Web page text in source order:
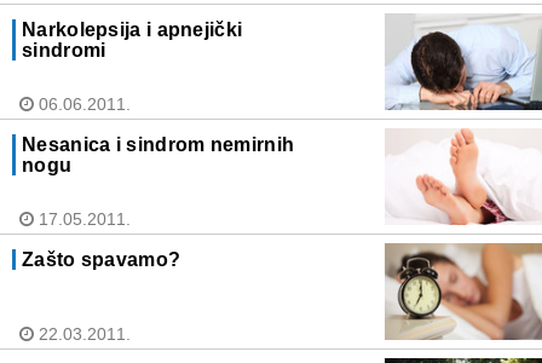
Narkolepsija i apnejički
sindromi
06.06.2011.
Nesanica i sindrom nemirnih
nogu
17.05.2011.
Zašto spavamo?
22.03.2011.